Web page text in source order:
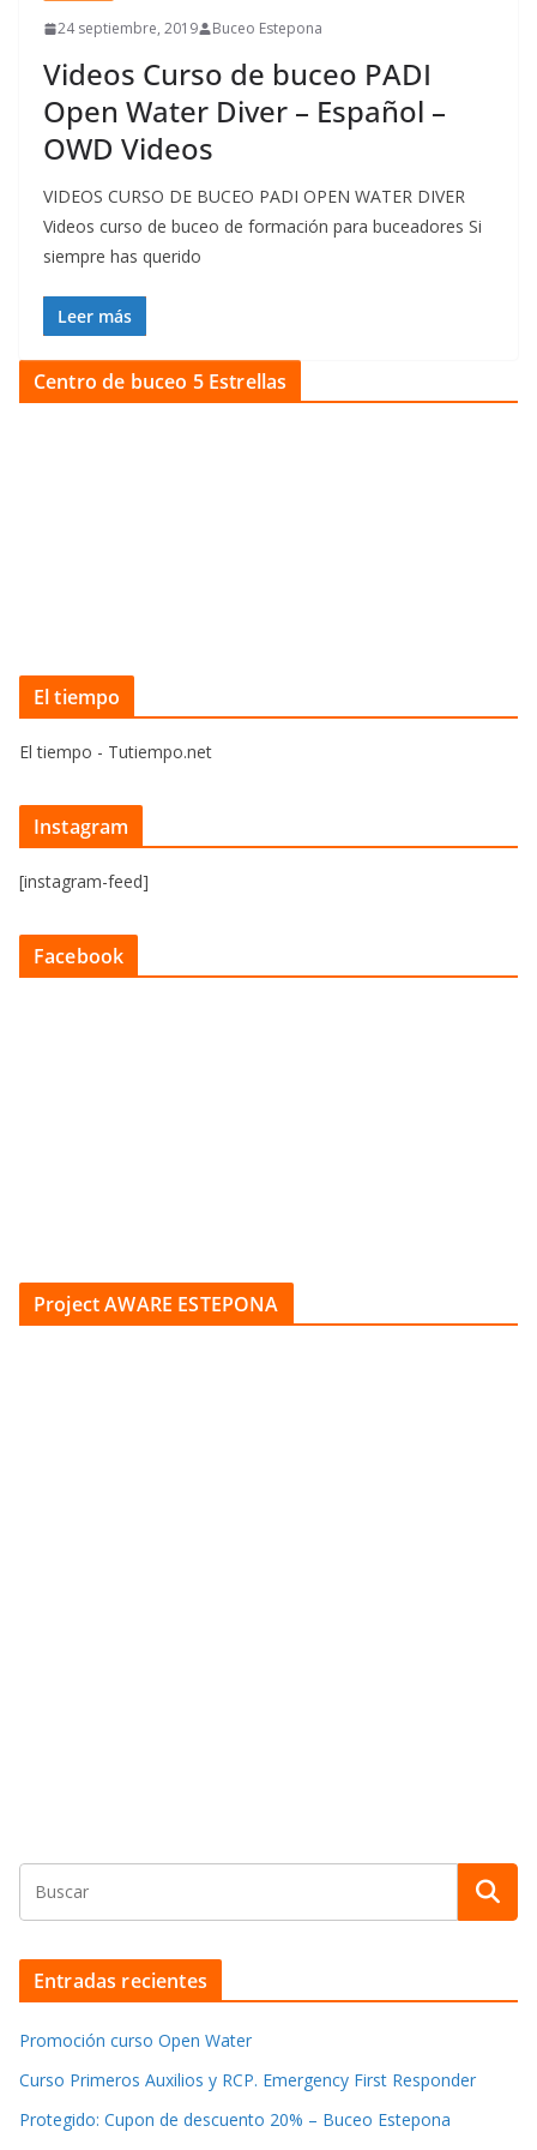
24 septiembre, 2019 Buceo Estepona
Videos Curso de buceo PADI
Open Water Diver – Español –
OWD Videos
VIDEOS CURSO DE BUCEO PADI OPEN WATER DIVER
Videos curso de buceo de formación para buceadores Si
siempre has querido
Leer más
Centro de buceo 5 Estrellas
El tiempo
El tiempo - Tutiempo.net
Instagram
[instagram-feed]
Facebook
Project AWARE ESTEPONA
Entradas recientes
Promoción curso Open Water
Curso Primeros Auxilios y RCP. Emergency First Responder
Protegido: Cupon de descuento 20% – Buceo Estepona